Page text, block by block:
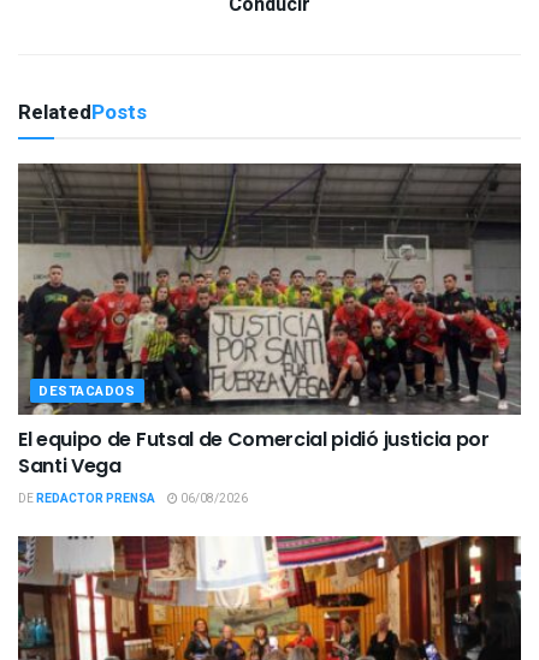
RelatedPosts
DESTACADOS
El equipo de Futsal de Comercial pidió justicia por
Santi Vega
DEREDACTOR PRENSA 06/08/2026